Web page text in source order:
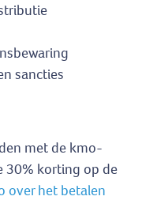
sancties
met de kmo-
30% korting op de
over het betalen